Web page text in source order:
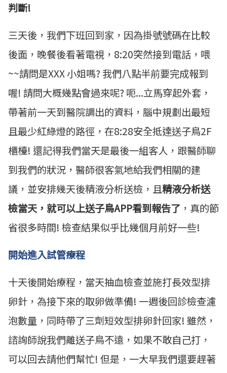
判斷!
三天後，我們下班回到家，因為掛號號碼在比較
後面，晚餐後看著電視，8:20突然接到電話，喂
~~請問是XXX 小姐嗎? 我們八點半前要完成報到
喔! 請問大概幾點會過來呢? 呃...立馬穿起外套，
帶著前一天到醫院調出的資料，腦中規劃出最短
且最少紅綠燈的路徑，在8:28安全抵達送子鳥2F
櫃檯! 還記得我們當天是最後一組客人，跟醫師聊
到我們的狀況，醫師很客氣地給我們相關的建
議，並安排幾天後精液分析送檢，且精液分析送
檢當天，就可以上送子鳥APP看到報告了 ，真的節
省很多時間! 檢查結果似乎比幾個月前好一些!
開始進入試管療程
十天後開始療程，當天抽血檢查並施打長效型排
卵針，為接下來的取卵做準備! 一週後回診檢查濾
泡數量，同時帶了三劑短效型排卵針回家! 雖然，
諮詢師說我們離送子鳥不遠，如果不敢自己打，
可以回去請他們幫忙! 但是，一大早我們還要趕著